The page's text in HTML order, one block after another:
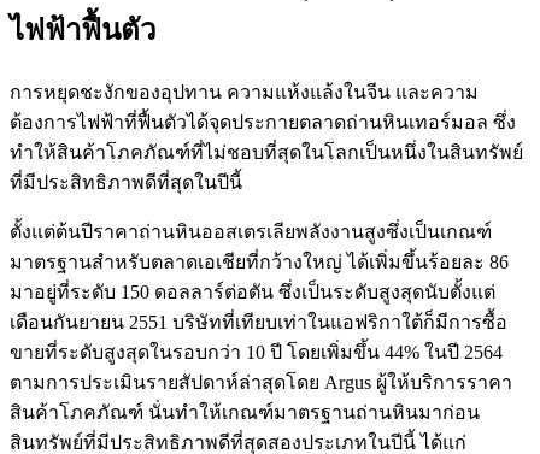
ไฟฟ้าฟื้นตัว
การหยุดชะงักของอุปทาน ความแห้งแล้งในจีน และความ
ต้องการไฟฟ้าที่ฟื้นตัวได้จุดประกายตลาดถ่านหินเทอร์มอล ซึ่ง
ทำให้สินค้าโภคภัณฑ์ที่ไม่ชอบที่สุดในโลกเป็นหนึ่งในสินทรัพย์
ที่มีประสิทธิภาพดีที่สุดในปีนี้
ตั้งแต่ต้นปีราคาถ่านหินออสเตรเลียพลังงานสูงซึ่งเป็นเกณฑ์
มาตรฐานสำหรับตลาดเอเชียที่กว้างใหญ่ ได้เพิ่มขึ้นร้อยละ 86
มาอยู่ที่ระดับ 150 ดอลลาร์ต่อตัน ซึ่งเป็นระดับสูงสุดนับตั้งแต่
เดือนกันยายน 2551 บริษัทที่เทียบเท่าในแอฟริกาใต้ก็มีการซื้อ
ขายที่ระดับสูงสุดในรอบกว่า 10 ปี โดยเพิ่มขึ้น 44% ในปี 2564
ตามการประเมินรายสัปดาห์ล่าสุดโดย Argus ผู้ให้บริการราคา
สินค้าโภคภัณฑ์ นั่นทำให้เกณฑ์มาตรฐานถ่านหินมาก่อน
สินทรัพย์ที่มีประสิทธิภาพดีที่สุดสองประเภทในปีนี้ ได้แก่